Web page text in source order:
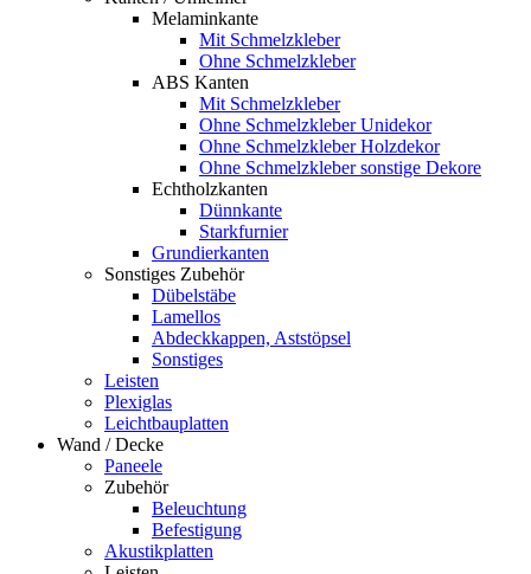
Melaminkante
Mit Schmelzkleber
Ohne Schmelzkleber
ABS Kanten
Mit Schmelzkleber
Ohne Schmelzkleber Unidekor
Ohne Schmelzkleber Holzdekor
Ohne Schmelzkleber sonstige Dekore
Echtholzkanten
Dünnkante
Starkfurnier
Grundierkanten
Sonstiges Zubehör
Dübelstäbe
Lamellos
Abdeckkappen, Aststöpsel
Sonstiges
Leisten
Plexiglas
Leichtbauplatten
Wand / Decke
Paneele
Zubehör
Beleuchtung
Befestigung
Akustikplatten